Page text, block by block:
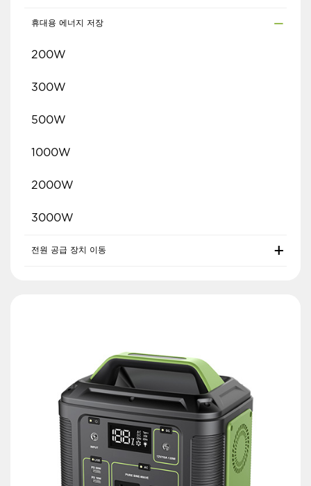
휴대용 에너지 저장
200W
300W
500W
1000W
2000W
3000W
전원 공급 장치 이동